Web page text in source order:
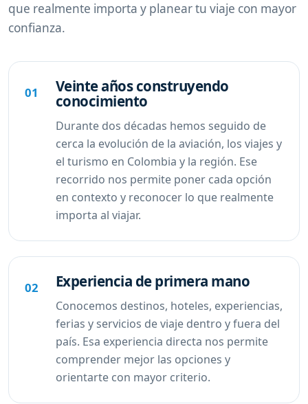
que realmente importa y planear tu viaje con mayor
confianza.
01 Veinte años construyendo
conocimiento
Durante dos décadas hemos seguido de
cerca la evolución de la aviación, los viajes y
el turismo en Colombia y la región. Ese
recorrido nos permite poner cada opción
en contexto y reconocer lo que realmente
importa al viajar.
02 Experiencia de primera mano
Conocemos destinos, hoteles, experiencias,
ferias y servicios de viaje dentro y fuera del
país. Esa experiencia directa nos permite
comprender mejor las opciones y
orientarte con mayor criterio.